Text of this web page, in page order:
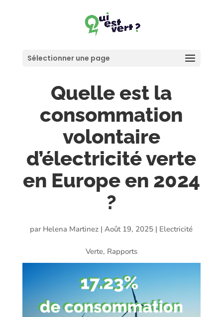
Sélectionner une page
Quelle est la
consommation
volontaire
d’électricité verte
en Europe en 2024
?
par Helena Martinez |Août 19, 2025 | Electricité
Verte, Rapports